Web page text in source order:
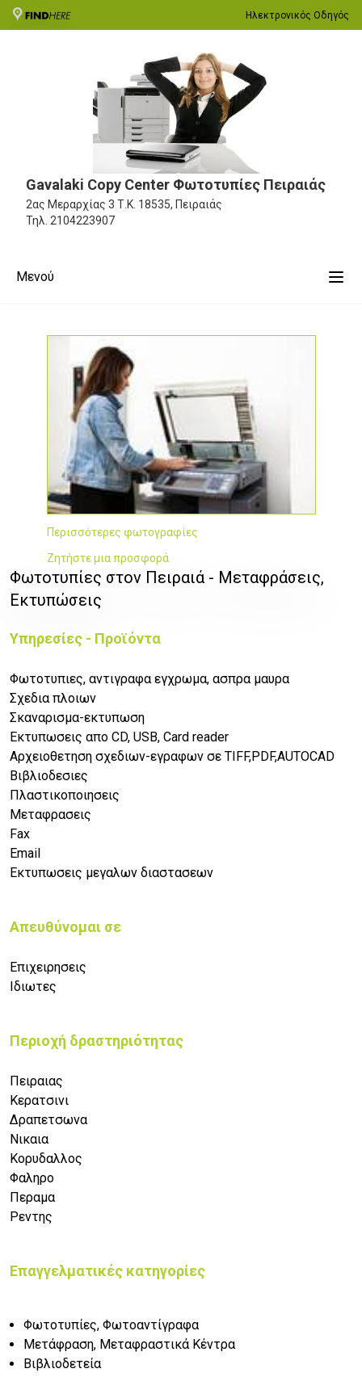
Ηλεκτρονικός Οδηγός
Gavalaki Copy Center Φωτοτυπίες Πειραιάς
2ας Μεραρχίας 3 Τ.Κ. 18535, Πειραιάς
Τηλ. 2104223907
Μενού
Περισσότερες φωτογραφίες
Ζητήστε μια προσφορά
Φωτοτυπίες στον Πειραιά - Μεταφράσεις,
Εκτυπώσεις
Υπηρεσίες - Προϊόντα
Φωτοτυπιες, αντιγραφα εγχρωμα, ασπρα μαυρα
Σχεδια πλοιων
Σκαναρισμα-εκτυπωση
Εκτυπωσεις απο CD, USB, Card reader
Αρχειοθετηση σχεδιων-εγραφων σε TIFF,PDF,AUTOCAD
Βιβλιοδεσιες
Πλαστικοποιησεις
Μεταφρασεις
Fax
Email
Εκτυπωσεις μεγαλων διαστασεων
Απευθύνομαι σε
Επιχειρησεις
Ιδιωτες
Περιοχή δραστηριότητας
Πειραιας
Κερατσινι
Δραπετσωνα
Νικαια
Κορυδαλλος
Φαληρο
Περαμα
Ρεντης
Επαγγελματικές κατηγορίες
Φωτοτυπίες, Φωτοαντίγραφα
Μετάφραση, Μεταφραστικά Κέντρα
Βιβλιοδετεία